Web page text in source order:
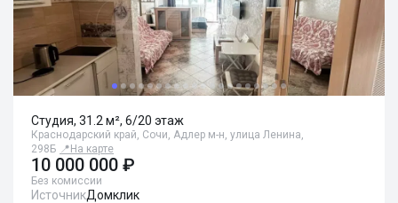
Студия, 31.2 м², 6/20 этаж
Краснодарский край, Сочи, Адлер м-н, улица Ленина,
298Б 📍 На карте
10 000 000 ₽
Без комиссии
ИсточникДомклик